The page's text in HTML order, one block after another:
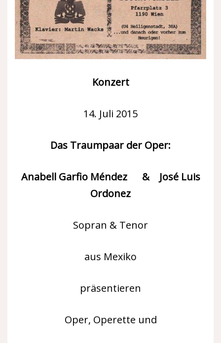
Konzert
14. Juli 2015
Das Traumpaar der Oper:
Anabell Garfio Méndez & José Luis
Ordonez
Sopran & Tenor
aus Mexiko
präsentieren
Oper, Operette und